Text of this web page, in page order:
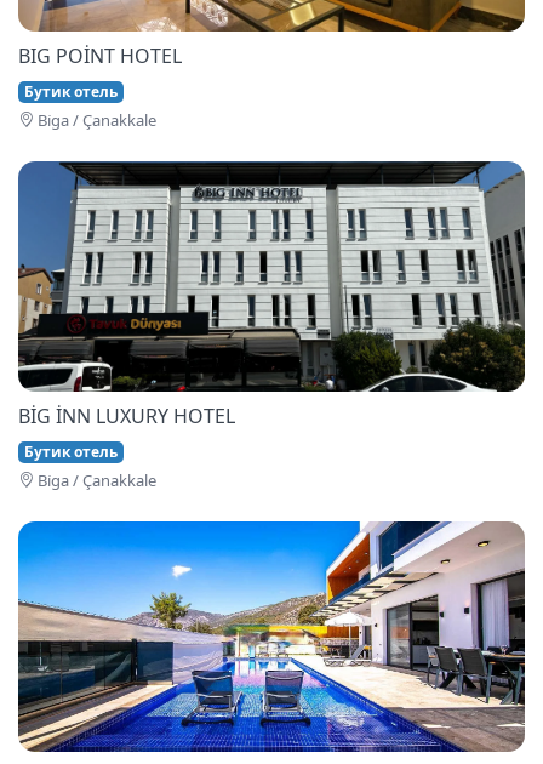
BIG POİNT HOTEL
Бутик отель
Bi̇ga / Çanakkale
BİG İNN LUXURY HOTEL
Бутик отель
Bi̇ga / Çanakkale